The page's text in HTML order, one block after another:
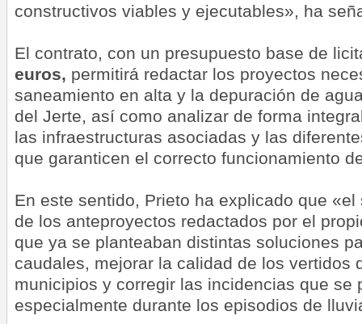
constructivos viables y ejecutables», ha
El contrato, con un presupuesto base de
euros, permitirá redactar los proyectos
saneamiento en alta y la depuración de
del Jerte, así como analizar de forma
las infraestructuras asociadas y las
que garanticen el correcto funcionamiento
En este sentido, Prieto ha explicado que
de los anteproyectos redactados por el
que ya se planteaban distintas soluciones
caudales, mejorar la calidad de los vertidos
municipios y corregir las incidencias que se
especialmente durante los episodios de